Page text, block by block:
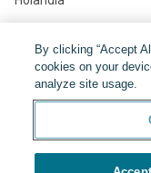
Udostępnij:
By clicking “Accept
cookies on your
analyze site usage.